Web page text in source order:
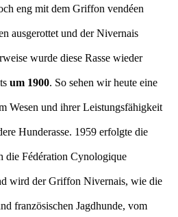
eng mit dem Griffon vendéen
ausgerottet und der Nivernais
wurde diese Rasse wieder
um 1900. So sehen wir heute eine
Wesen und ihrer Leistungsfähigkeit
Hunderasse. 1959 erfolgte die
die Fédération Cynologique
wird der Griffon Nivernais, wie die
französischen Jagdhunde, vom